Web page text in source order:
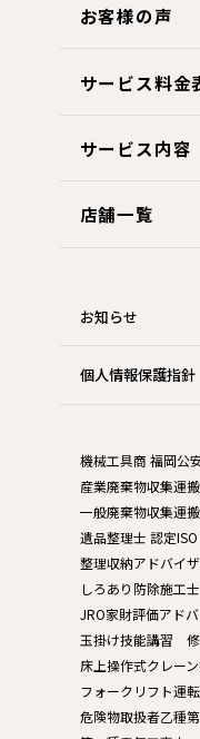
お客様の声
サービス料金
サービス内容
店舗一覧
お知らせ
個人情報保護指針
機械工具商 福岡公
産業廃棄物収集運
一般廃棄物収集運
遺品整理士 認定
整理収納アドバイ
しろあり防除施工
JRO家財評価アド
玉掛け技能講習
床上操作式クレー
フォークリフト運
危険物取扱者乙種